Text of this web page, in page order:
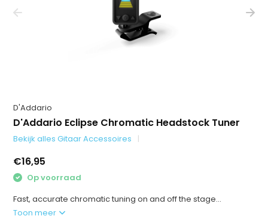
D'Addario
D'Addario Eclipse Chromatic Headstock Tuner
Bekijk alles Gitaar Accessoires
€16,95
Op voorraad
Fast, accurate chromatic tuning on and off the stage...
Toon meer